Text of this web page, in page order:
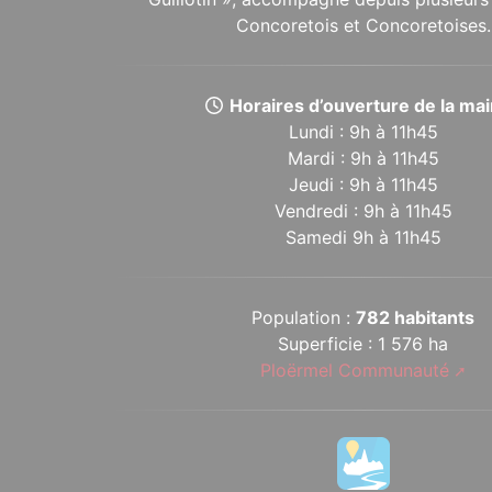
Concoretois et Concoretoises.
Horaires d’ouverture de la
Lundi : 9h à 11h45
Mardi : 9h à 11h45
Jeudi : 9h à 11h45
Vendredi : 9h à 11h45
Samedi 9h à 11h45
Population :782 habitants
Superficie : 1 576 ha
Ploërmel Communauté